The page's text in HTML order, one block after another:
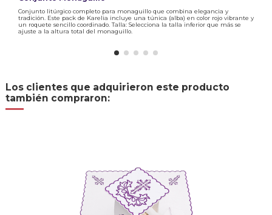
Conjunto litúrgico completo para monaguillo que combina elegancia y
tradición. Este pack de Karelia incluye una túnica (alba) en color rojo vibrante y
un roquete sencillo coordinado. Talla: Selecciona la talla inferior que más se
ajuste a la altura total del monaguillo.
Los clientes que adquirieron este producto
también compraron: